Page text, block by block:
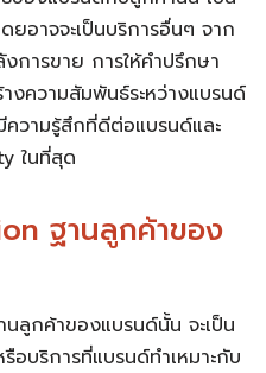
อาจจะเป็นบริการอื่นๆ จาก
การขาย การให้คำปรึกษา
งความสัมพันธ์ระหว่างแบรนด์
ความรู้สึกที่ดีต่อแบรนด์และ
ในที่สุด
ฐานลูกค้าของ
ลูกค้าของแบรนด์นั้น จะเป็น
บริการที่แบรนด์ทำเหมาะกับ